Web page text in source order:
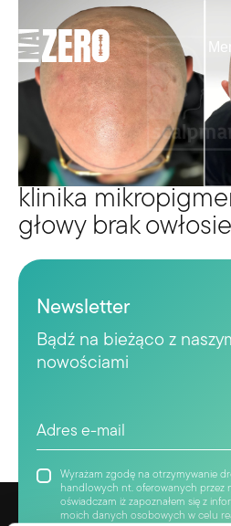
klinika
głowy brak
Newsletter
Bądź na bieżąco z
nowościami
Wyrażam zgodę na otrzymywanie
handlowych nt. oferowanych przez
oświadczam iż zapoznałem się z
moich danych osobowych w celu